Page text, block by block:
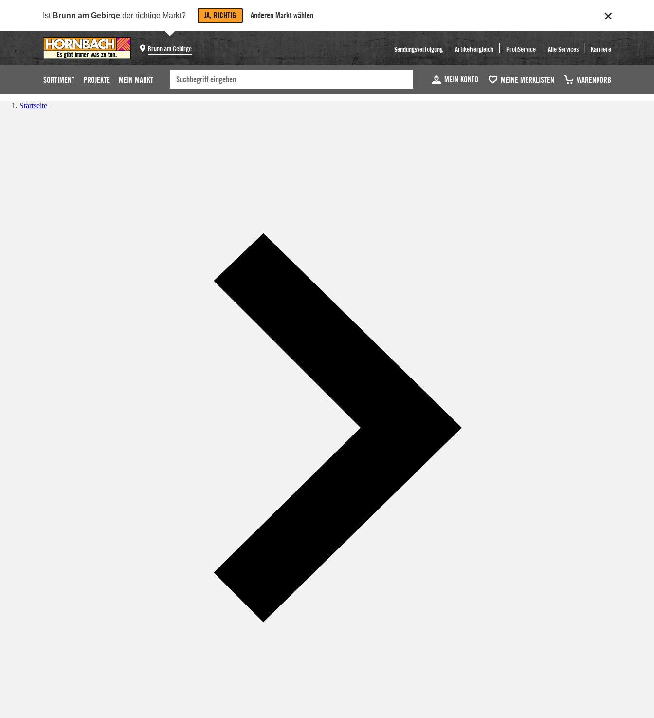
Ist Brunn am Gebirge der richtige Markt? JA, RICHTIG Anderen Markt wählen
Brunn am Gebirge Sendungsverfolgung Artikelvergleich ProfiService Alle Services Karriere
SORTIMENT PROJEKTE MEIN MARKT MEIN KONTO MEINE MERKLISTEN WARENKORB
Startseite